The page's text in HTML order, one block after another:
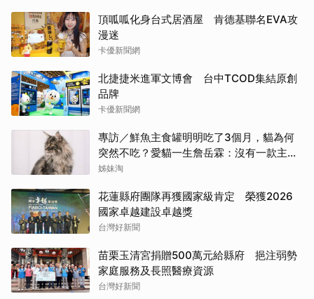
頂呱呱化身台式居酒屋 肯德基聯名EVA攻
漫迷
卡優新聞網
北捷捷米進軍文博會 台中TCOD集結原創
品牌
卡優新聞網
專訪／鮮魚主食罐明明吃了3個月，貓為何
突然不吃？愛貓一生詹岳霖：沒有一款主食
能保證牠永遠喜歡
姊妹淘
花蓮縣府團隊再獲國家級肯定 榮獲2026
國家卓越建設卓越獎
台灣好新聞
苗栗玉清宮捐贈500萬元給縣府 挹注弱勢
家庭服務及長照醫療資源
台灣好新聞